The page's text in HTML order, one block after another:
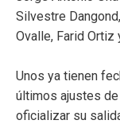
Silvestre
Ovalle, Farid Ortiz
Unos ya tienen
últimos ajustes
oficializar su